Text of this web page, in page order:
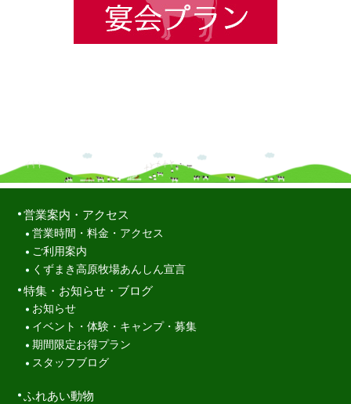
営業案内・アクセス
営業時間・料金・アクセス
ご利用案内
くずまき高原牧場あんしん宣言
特集・お知らせ・ブログ
お知らせ
イベント・体験・キャンプ・募集
期間限定お得プラン
スタッフブログ
ふれあい動物